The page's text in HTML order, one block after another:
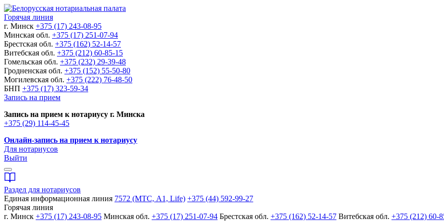
Горячая линия
г. Минск +375 (17) 243-08-95
Минская обл. +375 (17) 251-07-94
Брестская обл. +375 (162) 52-14-57
Витебская обл. +375 (212) 60-85-15
Гомельская обл. +375 (232) 29-39-48
Гродненская обл. +375 (152) 55-50-80
Могилевская обл. +375 (222) 76-48-50
БНП +375 (17) 323-59-34
Запись на прием
Запись на прием к нотариусу г. Минска
+375 (29) 114-45-45
Онлайн-запись на прием к нотариусу
Для нотариусов
Выйти
Раздел для нотариусов
Единая информационная линия 7572 (МТС, A1, Life) +375 (44) 592-99-27
Горячая линия
г. Минск +375 (17) 243-08-95 Минская обл. +375 (17) 251-07-94 Брестская обл. +375 (162) 52-14-57 Витебская обл. +375 (212) 60-